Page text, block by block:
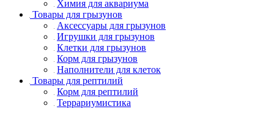
Химия для аквариума
Товары для грызунов
Аксессуары для грызунов
Игрушки для грызунов
Клетки для грызунов
Корм для грызунов
Наполнители для клеток
Товары для рептилий
Корм для рептилий
Террариумистика